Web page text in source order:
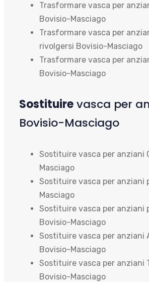
Trasformare vasca per
Bovisio-Masciago
Trasformare vasca per
rivolgersi Bovisio-Masciago
Trasformare vasca per
Bovisio-Masciago
Sostituirevasca per
Bovisio-Masciago
Sostituire vasca per anziani
Masciago
Sostituire vasca per anziani
Masciago
Sostituire vasca per anziani
Bovisio-Masciago
Sostituire vasca per anziani
Bovisio-Masciago
Sostituire vasca per anziani
Bovisio-Masciago